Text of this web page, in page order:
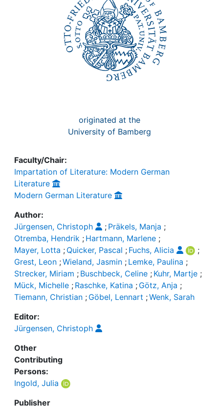
originated at the
University of Bamberg
Faculty/Chair:
Impartation of Literature: Modern German
Literature
Modern German Literature
Author:
Jürgensen, Christoph
; Präkels, Manja ;
Otremba, Hendrik ; Hartmann, Marlene ;
Mayer, Lotta ; Quicker, Pascal ; Fuchs, Alicia
;
Grest, Leon ;Wieland, Jasmin ; Lemke, Paulina ;
Strecker, Miriam ; Buschbeck, Celine ; Kuhr, Martje ;
Mück, Michelle ; Raschke, Katina ; Götz, Anja ;
Tiemann, Christian ; Göbel, Lennart ;Wenk, Sarah
Editor:
Jürgensen, Christoph
Other
Contributing
Persons:
Ingold, Julia
Publisher